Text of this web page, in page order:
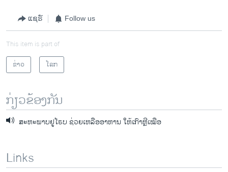
ແຊຣ໌ Follow us
This item is part of
ຂ່າວ
ໂລກ
ກ່ຽວຂ້ອງກັນ
ສະຫະພາບຢູໂຣບ ຊ່ວຍ​ເຫລືອ​ອາຫານ ໃຫ້​​ເກົາຫຼີເໝືອ
Links